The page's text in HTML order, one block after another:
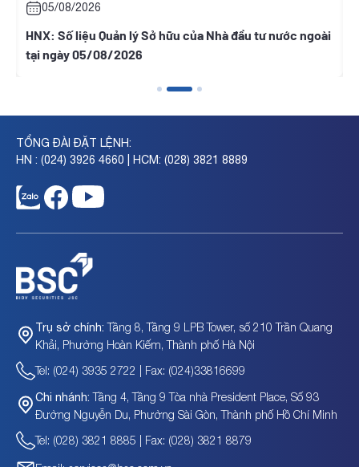
05/08/2026
HNX: Số liệu Quản lý Sở hữu của Nhà đầu tư nước ngoài
tại ngày 05/08/2026
TỔNG ĐÀI ĐẶT LỆNH:
HN : (024) 3926 4660 | HCM: (028) 3821 8889
Trụ sở chính: Tầng 8, Tầng 9 LPB Tower, số 210 Trần Quang
Khải, Phường Hoàn Kiếm, Thành phố Hà Nội
Tel: (024) 3935 2722 | Fax: (024)33816699
Chi nhánh: Tầng 4, Tầng 9 Tòa nhà President Place, Số 93
Đường Nguyễn Du, Phường Sài Gòn, Thành phố Hồ Chí Minh
Tel: (028) 3821 8885 | Fax: (028) 3821 8879